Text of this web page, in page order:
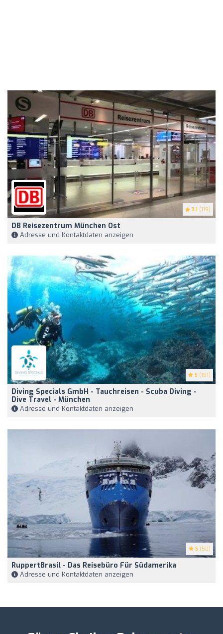
3.1 (119)
DB Reisezentrum München Ost
Adresse und Kontaktdaten anzeigen
5 (151)
Diving Specials GmbH - Tauchreisen - Scuba Diving -
Dive Travel - München
Adresse und Kontaktdaten anzeigen
5 (50)
RuppertBrasil - Das Reisebüro Für Südamerika
Adresse und Kontaktdaten anzeigen